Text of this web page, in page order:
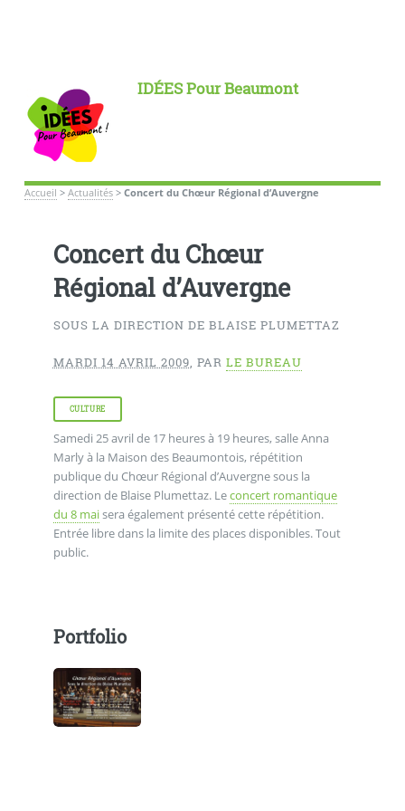
IDÉES Pour Beaumont
Accueil > Actualités> Concert du Chœur Régional d’Auvergne
Concert du Chœur
Régional d’Auvergne
SOUS LA DIRECTION DE BLAISE PLUMETTAZ
MARDI 14 AVRIL 2009, PAR LE BUREAU
CULTURE
Samedi 25 avril de 17 heures à 19 heures, salle Anna
Marly à la Maison des Beaumontois, répétition
publique du Chœur Régional d’Auvergne sous la
direction de Blaise Plumettaz. Leconcert romantique
du 8 mai
sera également présenté cette répétition.
Entrée libre dans la limite des places disponibles. Tout
public.
Portfolio